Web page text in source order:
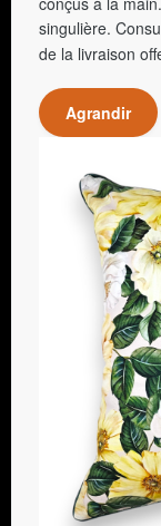
singulière.
de la livraison
Agrandir